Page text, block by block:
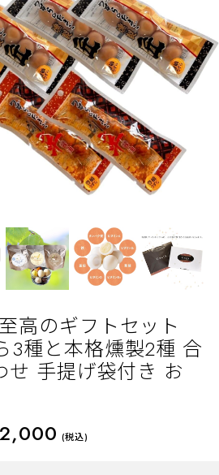
高のギフトセット
3種と本格燻製2種 合
せ 手提げ袋付き お
(税込)